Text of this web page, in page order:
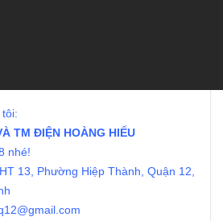
TM ĐIỆN HOÀNG HIẾU
nhé!
13, Phường Hiệp Thành, Quận 12,